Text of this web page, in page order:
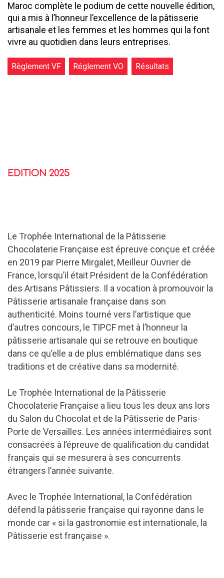
Maroc complète le podium de cette nouvelle édition,
qui a mis à l’honneur l’excellence de la pâtisserie
artisanale et les femmes et les hommes qui la font
vivre au quotidien dans leurs entreprises.
Règlement VF Réglement VO Résultats
EDITION 2025
Le Trophée International de la Pâtisserie
Chocolaterie Française est épreuve conçue et créée
en 2019 par Pierre Mirgalet, Meilleur Ouvrier de
France, lorsqu’il était Président de la Confédération
des Artisans Pâtissiers. Il a vocation à promouvoir la
Pâtisserie artisanale française dans son
authenticité. Moins tourné vers l’artistique que
d’autres concours, le TIPCF met à l’honneur la
pâtisserie artisanale qui se retrouve en boutique
dans ce qu’elle a de plus emblématique dans ses
traditions et de créative dans sa modernité.
Le Trophée International de la Pâtisserie
Chocolaterie Française a lieu tous les deux ans lors
du Salon du Chocolat et de la Pâtisserie de Paris-
Porte de Versailles. Les années intermédiaires sont
consacrées à l’épreuve de qualification du candidat
français qui se mesurera à ses concurrents
étrangers l’année suivante.
Avec le Trophée International, la Confédération
défend la pâtisserie française qui rayonne dans le
monde car « si la gastronomie est internationale, la
Pâtisserie est française ».